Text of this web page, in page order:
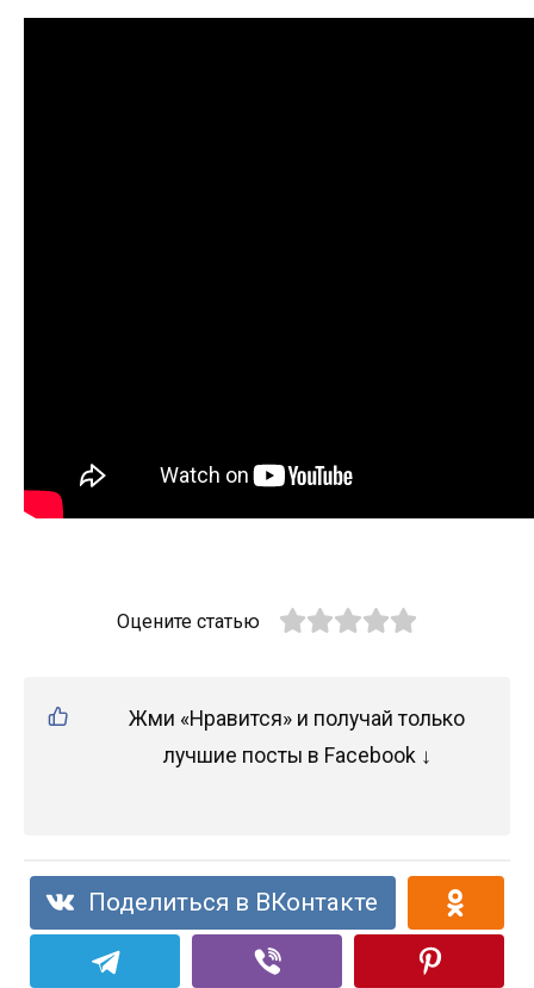
Оцените статью
Жми «Нравится» и получай только
лучшие посты в Facebook ↓
Поделиться в ВКонтакте